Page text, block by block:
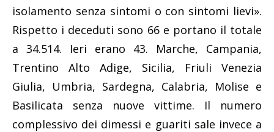
isolamento senza sintomi o con sintomi lievi».
Rispetto i deceduti sono 66 e portano il totale
a 34.514. Ieri erano 43. Marche, Campania,
Trentino Alto Adige, Sicilia, Friuli Venezia
Giulia, Umbria, Sardegna, Calabria, Molise e
Basilicata senza nuove vittime. Il numero
complessivo dei dimessi e guariti sale invece a